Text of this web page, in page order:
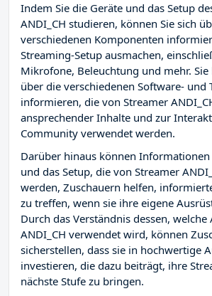
Indem Sie die Geräte und das Setup
ANDI_CH studieren, können Sie sich
verschiedenen Komponenten
Streaming-Setup ausmachen,
Mikrofone, Beleuchtung und mehr. Sie
über die verschiedenen Software- und
informieren, die von Streamer
ansprechender Inhalte und zur
Community verwendet werden.
Darüber hinaus können
und das Setup, die von Streamer
werden, Zuschauern helfen,
zu treffen, wenn sie ihre eigene
Durch das Verständnis dessen,
ANDI_CH verwendet wird, können
sicherstellen, dass sie in hochwertige
investieren, die dazu beiträgt, ihre
nächste Stufe zu bringen.